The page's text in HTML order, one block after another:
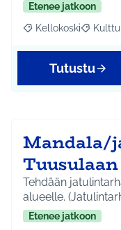
Etenee jatkoon
Rajaa tulokset
Kellokoski Rajaa
Tutustu
Mandala/
Tuusulaan
Tehdään
alueelle.
Etenee jatkoon